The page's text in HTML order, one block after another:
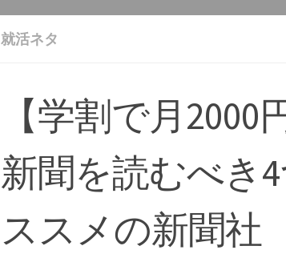
就活ネタ
【学割で月
新聞を読むべき
ススメの新聞社